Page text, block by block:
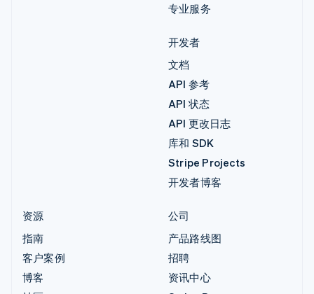
专业服务
开发者
文档
API 参考
API 状态
API 更改日志
库和 SDK
Stripe Projects
开发者博客
资源
指南
客户案例
博客
公司
产品路线图
招聘
资讯中心